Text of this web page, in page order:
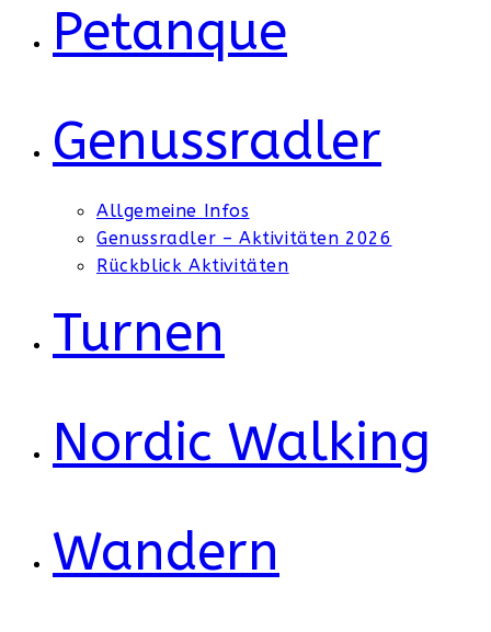
Petanque
Genussradler
Allgemeine Infos
Genussradler – Aktivitäten 2026
Rückblick Aktivitäten
Turnen
Nordic Walking
Wandern